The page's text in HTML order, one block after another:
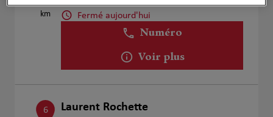
10.86
km
69370 St Didier Au Mont D Or
Fermé aujourd'hui
Numéro
Voir plus
6 Laurent Rochette